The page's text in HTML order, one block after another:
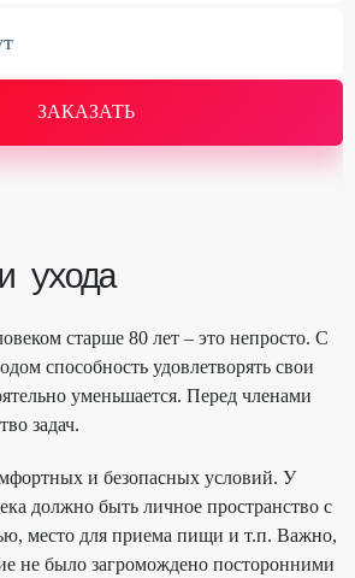
ЗАКАЗАТЬ
ухода
старше 80 лет – это непросто. С
способность удовлетворять свои
уменьшается. Перед членами
задач.
и безопасных условий. У
должно быть личное пространство с
место для приема пищи и т.п. Важно,
не было загромождено посторонними